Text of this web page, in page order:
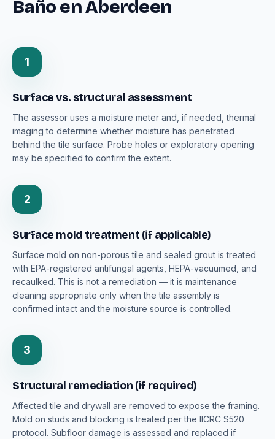
Baño en Aberdeen
1
Surface vs. structural assessment
The assessor uses a moisture meter and, if needed, thermal
imaging to determine whether moisture has penetrated
behind the tile surface. Probe holes or exploratory opening
may be specified to confirm the extent.
2
Surface mold treatment (if applicable)
Surface mold on non-porous tile and sealed grout is treated
with EPA-registered antifungal agents, HEPA-vacuumed, and
recaulked. This is not a remediation — it is maintenance
cleaning appropriate only when the tile assembly is
confirmed intact and the moisture source is controlled.
3
Structural remediation (if required)
Affected tile and drywall are removed to expose the framing.
Mold on studs and blocking is treated per the IICRC S520
protocol. Subfloor damage is assessed and replaced if